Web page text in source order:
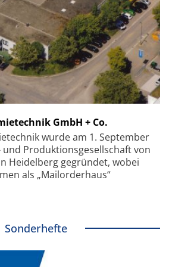
GmbH + Co.
wurde am 1. September
und Produktionsgesellschaft von
Heidelberg gegründet, wobei
als „Mailorderhaus“
Sonderhefte